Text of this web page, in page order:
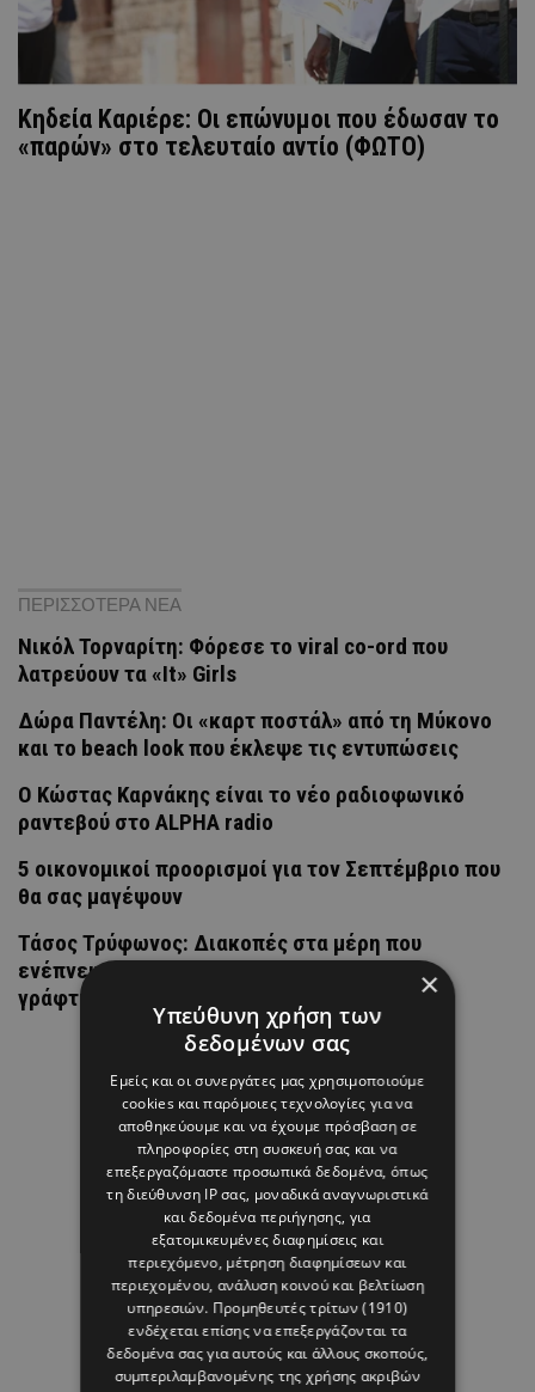
Κηδεία Καριέρε: Οι επώνυμοι που έδωσαν το
«παρών» στο τελευταίο αντίο (ΦΩΤΟ)
ΠΕΡΙΣΣΟΤΕΡΑ ΝΕΑ
Νικόλ Τορναρίτη: Φόρεσε το viral co-ord που
λατρεύουν τα «It» Girls
Δώρα Παντέλη: Οι «καρτ ποστάλ» από τη Μύκονο
και το beach look που έκλεψε τις εντυπώσεις
Ο Κώστας Καρνάκης είναι το νέο ραδιοφωνικό
ραντεβού στο ALPHA radio
5 οικονομικοί προορισμοί για τον Σεπτέμβριο που
θα σας μαγέψουν
Τάσος Τρύφωνος: Διακοπές στα μέρη που
ενέπνευσαν τον κόσμο του Harry Potter και
γράφτηκαν τα πρώτα βιβλία
×
Υπεύθυνη χρήση των
δεδομένων σας
Εμείς και οι συνεργάτες μας χρησιμοποιούμε
cookies και παρόμοιες τεχνολογίες για να
αποθηκεύουμε και να έχουμε πρόσβαση σε
πληροφορίες στη συσκευή σας και να
επεξεργαζόμαστε προσωπικά δεδομένα, όπως
τη διεύθυνση IP σας, μοναδικά αναγνωριστικά
και δεδομένα περιήγησης, για
εξατομικευμένες διαφημίσεις και
περιεχόμενο, μέτρηση διαφημίσεων και
περιεχομένου, ανάλυση κοινού και βελτίωση
υπηρεσιών. Προμηθευτές τρίτων (1910)
ενδέχεται επίσης να επεξεργάζονται τα
δεδομένα σας για αυτούς και άλλους σκοπούς,
συμπεριλαμβανομένης της χρήσης ακριβών